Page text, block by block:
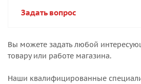
Задать вопрос
Вы можете задать любой
товару или работе магазина.
Наши квалифицированные